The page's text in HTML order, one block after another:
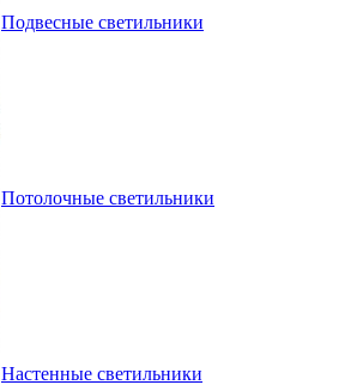
Подвесные светильники
Потолочные светильники
Настенные светильники